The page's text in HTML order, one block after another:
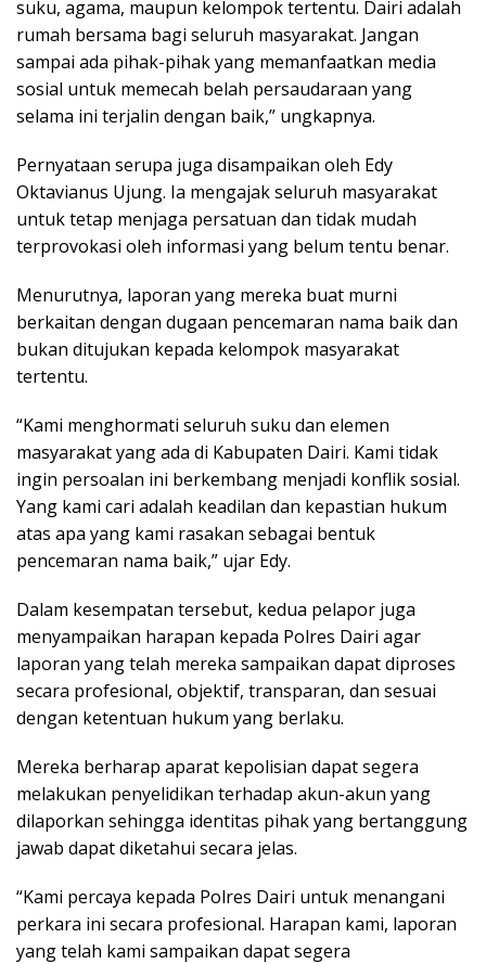
suku, agama, maupun kelompok tertentu. Dairi adalah
rumah bersama bagi seluruh masyarakat. Jangan
sampai ada pihak-pihak yang memanfaatkan media
sosial untuk memecah belah persaudaraan yang
selama ini terjalin dengan baik,” ungkapnya.
Pernyataan serupa juga disampaikan oleh Edy
Oktavianus Ujung. Ia mengajak seluruh masyarakat
untuk tetap menjaga persatuan dan tidak mudah
terprovokasi oleh informasi yang belum tentu benar.
Menurutnya, laporan yang mereka buat murni
berkaitan dengan dugaan pencemaran nama baik dan
bukan ditujukan kepada kelompok masyarakat
tertentu.
“Kami menghormati seluruh suku dan elemen
masyarakat yang ada di Kabupaten Dairi. Kami tidak
ingin persoalan ini berkembang menjadi konflik sosial.
Yang kami cari adalah keadilan dan kepastian hukum
atas apa yang kami rasakan sebagai bentuk
pencemaran nama baik,” ujar Edy.
Dalam kesempatan tersebut, kedua pelapor juga
menyampaikan harapan kepada Polres Dairi agar
laporan yang telah mereka sampaikan dapat diproses
secara profesional, objektif, transparan, dan sesuai
dengan ketentuan hukum yang berlaku.
Mereka berharap aparat kepolisian dapat segera
melakukan penyelidikan terhadap akun-akun yang
dilaporkan sehingga identitas pihak yang bertanggung
jawab dapat diketahui secara jelas.
“Kami percaya kepada Polres Dairi untuk menangani
perkara ini secara profesional. Harapan kami, laporan
yang telah kami sampaikan dapat segera